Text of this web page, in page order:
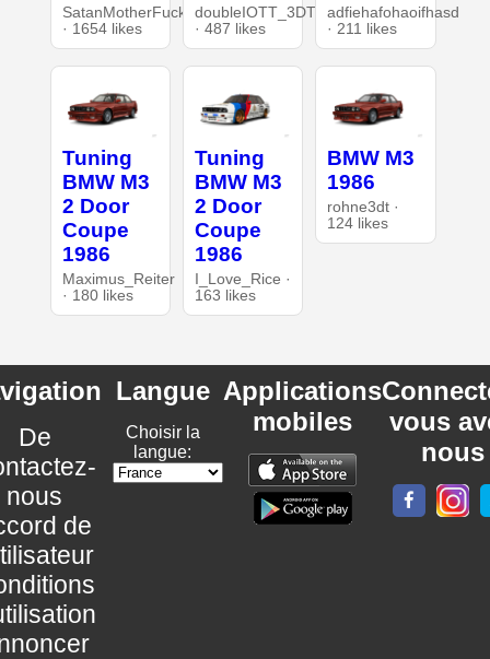
SatanMotherFucker
· 1654 likes
doubleIOTT_3DT
· 487 likes
adfiehafohaoifhasd
· 211 likes
Tuning
BMW M3
2 Door
Coupe
1986
Maximus_Reiter
· 180 likes
Tuning
BMW M3
2 Door
Coupe
1986
I_Love_Rice ·
163 likes
BMW M3
1986
rohne3dt ·
124 likes
De
nous
de
Langue
Choisir la
langue:
Applications
mobiles
vous
nous